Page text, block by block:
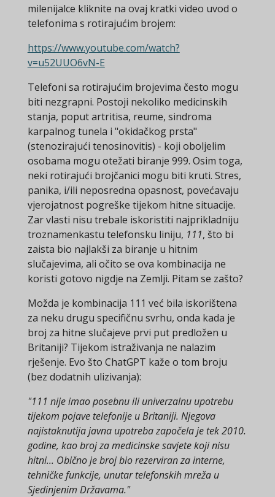
milenijalce kliknite na ovaj kratki video uvod o
telefonima s rotirajućim brojem:
https://www.youtube.com/watch?
v=u52UUO6vN-E
Telefoni sa rotirajućim brojevima često mogu
biti nezgrapni. Postoji nekoliko medicinskih
stanja, poput artritisa, reume, sindroma
karpalnog tunela i "okidačkog prsta"
(stenozirajući tenosinovitis) - koji oboljelim
osobama mogu otežati biranje 999. Osim toga,
neki rotirajući brojčanici mogu biti kruti. Stres,
panika, i/ili neposredna opasnost, povećavaju
vjerojatnost pogreške tijekom hitne situacije.
Zar vlasti nisu trebale iskoristiti najprikladniju
troznamenkastu telefonsku liniju, 111, što bi
zaista bio najlakši za biranje u hitnim
slučajevima, ali očito se ova kombinacija ne
koristi gotovo nigdje na Zemlji. Pitam se zašto?
Možda je kombinacija 111 već bila iskorištena
za neku drugu specifičnu svrhu, onda kada je
broj za hitne slučajeve prvi put predložen u
Britaniji? Tijekom istraživanja ne nalazim
rješenje. Evo što ChatGPT kaže o tom broju
(bez dodatnih ulizivanja):
"111 nije imao posebnu ili univerzalnu upotrebu
tijekom pojave telefonije u Britaniji. Njegova
najistaknutija javna upotreba započela je tek 2010.
godine, kao broj za medicinske savjete koji nisu
hitni... Obično je broj bio rezerviran za interne,
tehničke funkcije, unutar telefonskih mreža u
Sjedinjenim Državama."